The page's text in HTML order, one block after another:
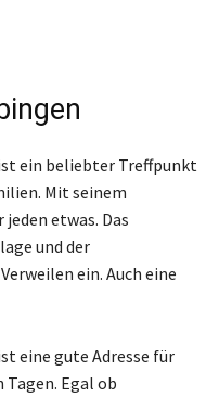
ein beliebter Treffpunkt
Mit seinem
etwas. Das
und der
ein. Auch eine
eine gute Adresse für
Egal ob